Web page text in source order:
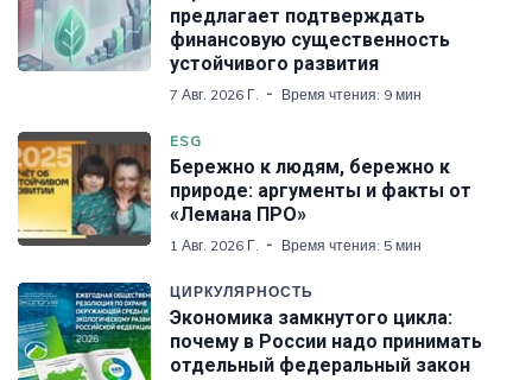
предлагает подтверждать
финансовую существенность
устойчивого развития
7 Авг. 2026 Г. Время чтения: 9 мин
ESG
Бережно к людям, бережно к
природе: аргументы и факты от
«Лемана ПРО»
1 Авг. 2026 Г. Время чтения: 5 мин
ЦИРКУЛЯРНОСТЬ
Экономика замкнутого цикла:
почему в России надо принимать
отдельный федеральный закон